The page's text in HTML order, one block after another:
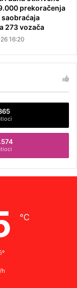
prekoračenja
saobraćaja
273 vozača
16:20
℃
h